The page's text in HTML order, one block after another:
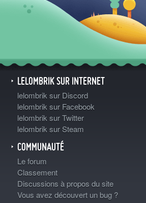
LELOMBRIK SUR INTERNET
lelombrik sur Discord
lelombrik sur Facebook
lelombrik sur Twitter
lelombrik sur Steam
COMMUNAUTÉ
Le forum
Classement
Discussions à propos du site
Vous avez découvert un bug ?